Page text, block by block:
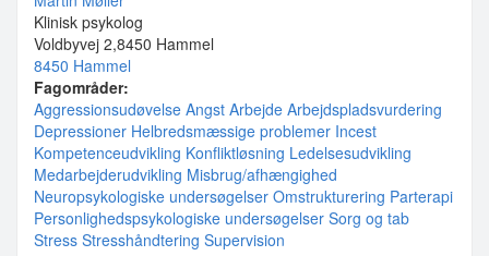
Klinisk psykolog
Voldbyvej 2,8450 Hammel
8450 Hammel
Fagområder:
Aggressionsudøvelse Angst Arbejde Arbejdspladsvurdering
Depressioner Helbredsmæssige problemer Incest
Kompetenceudvikling Konfliktløsning Ledelsesudvikling
Medarbejderudvikling Misbrug/afhængighed
Neuropsykologiske undersøgelser Omstrukturering Parterapi
Personlighedspsykologiske undersøgelser Sorg og tab
Stress Stresshåndtering Supervision